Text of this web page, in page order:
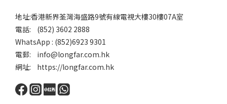
地址:香港新界荃灣海盛路9號有線電視大樓30樓07A室
電話: (852) 3602 2888
WhatsApp : (852)6923 9301
電郵: info@longfar.com.hk
網址: https://longfar.com.hk